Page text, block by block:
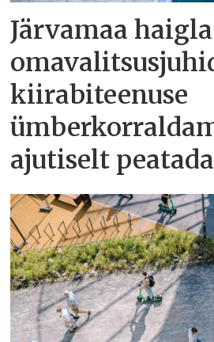
Järvamaa
kiirabiteenuse
ajutiselt peatada